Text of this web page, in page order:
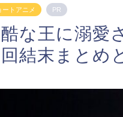
ートアニメ PR
な王に溺愛
結末まとめ